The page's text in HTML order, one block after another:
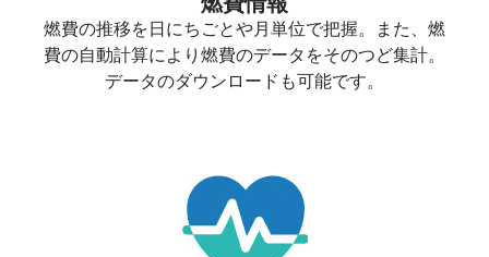
燃費の推移を日にちごとや月単位で把握。また、燃
費の自動計算により燃費のデータをそのつど集計。
データのダウンロードも可能です。